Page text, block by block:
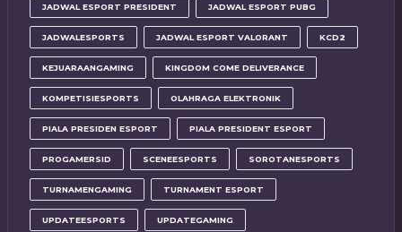
JADWAL ESPORT PRESIDENT JADWAL ESPORT PUBG
JADWALESPORTS JADWAL ESPORT VALORANT KCD2
KEJUARAANGAMING KINGDOM COME DELIVERANCE
KOMPETISIESPORTS OLAHRAGA ELEKTRONIK
PIALA PRESIDEN ESPORT PIALA PRESIDENT ESPORT
PROGAMERSID SCENEESPORTS SOROTANESPORTS
TURNAMENGAMING TURNAMENT ESPORT
UPDATEESPORTS UPDATEGAMING